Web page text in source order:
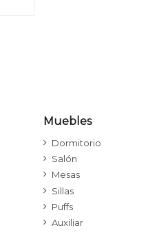
Muebles
Dormitorio
Salón
Mesas
Sillas
Puffs
Auxiliar